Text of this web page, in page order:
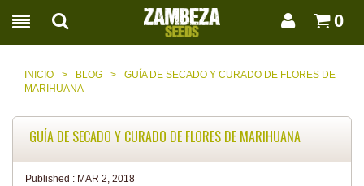
0
INICIO > BLOG >
GUÍA DE SECADO Y CURADO DE FLORES DE
MARIHUANA
GUÍA DE SECADO Y CURADO DE FLORES DE MARIHUANA
Published : MAR 2, 2018